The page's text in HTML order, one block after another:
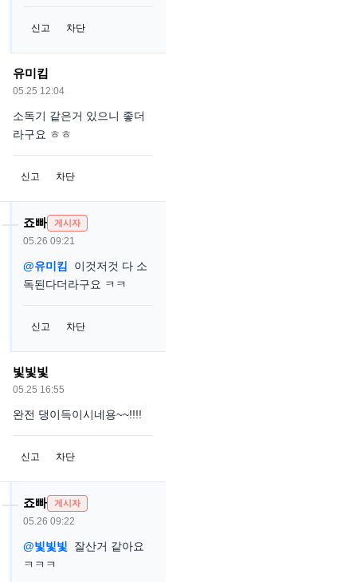
신고 차단
유미킴
05.25 12:04
소독기 같은거 있으니 좋더
라구요 ㅎㅎ
신고 차단
죠빠 게시자
05.26 09:21
@유미킴
이것저것 다 소
독된다더라구요 ㅋㅋ
신고 차단
빛빛빛
05.25 16:55
완전 댕이득이시네용~~!!!!
신고 차단
죠빠 게시자
05.26 09:22
@빛빛빛 잘산거 같아요
ㅋㅋㅋ